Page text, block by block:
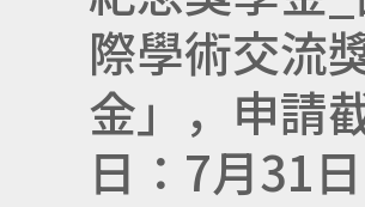
際學術交流
金」，申請
日：7月31日